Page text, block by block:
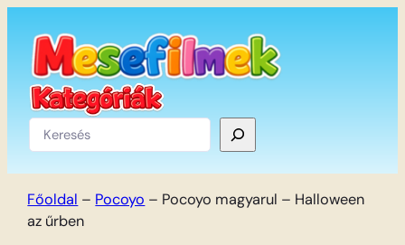
tartalomhoz
Keresés
Főoldal – Pocoyo – Pocoyo magyarul – Halloween
az űrben